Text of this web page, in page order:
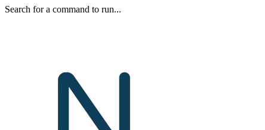
Search for a command to run...